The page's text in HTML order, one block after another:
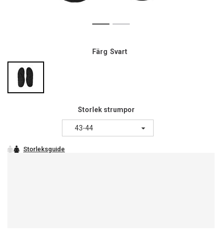
Färg Svart
Storlek strumpor
43-44